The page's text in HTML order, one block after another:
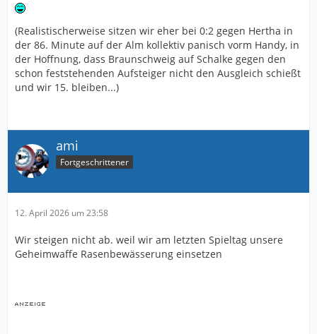
(Realistischerweise sitzen wir eher bei 0:2 gegen Hertha in
der 86. Minute auf der Alm kollektiv panisch vorm Handy, in
der Hoffnung, dass Braunschweig auf Schalke gegen den
schon feststehenden Aufsteiger nicht den Ausgleich schießt
und wir 15. bleiben...)
ami
Fortgeschrittener
12. April 2026 um 23:58
Wir steigen nicht ab. weil wir am letzten Spieltag unsere
Geheimwaffe Rasenbewässerung einsetzen